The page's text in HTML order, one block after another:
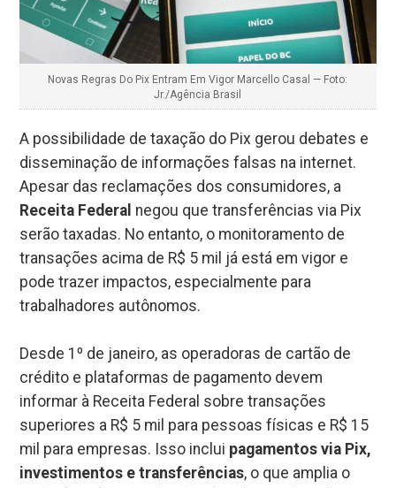
Novas Regras Do Pix Entram Em Vigor Marcello Casal — Foto:
Jr./Agência Brasil
A possibilidade de taxação do Pix gerou debates e
disseminação de informações falsas na internet.
Apesar das reclamações dos consumidores, a
Receita Federal negou que transferências via Pix
serão taxadas. No entanto, o monitoramento de
transações acima de R$ 5 mil já está em vigor e
pode trazer impactos, especialmente para
trabalhadores autônomos.
Desde 1º de janeiro, as operadoras de cartão de
crédito e plataformas de pagamento devem
informar à Receita Federal sobre transações
superiores a R$ 5 mil para pessoas físicas e R$ 15
mil para empresas. Isso inclui pagamentos via Pix,
investimentos e transferências, o que amplia o